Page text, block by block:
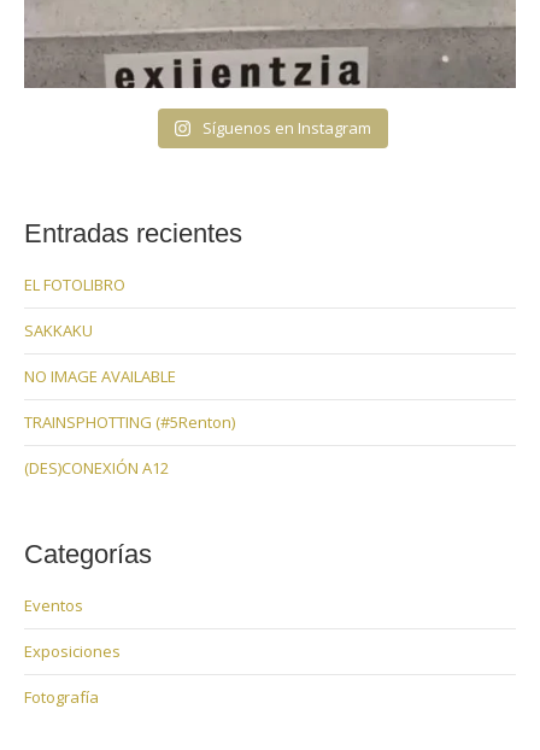
Síguenos en Instagram
Entradas recientes
EL FOTOLIBRO
SAKKAKU
NO IMAGE AVAILABLE
TRAINSPHOTTING (#5Renton)
(DES)CONEXIÓN A12
Categorías
Eventos
Exposiciones
Fotografía